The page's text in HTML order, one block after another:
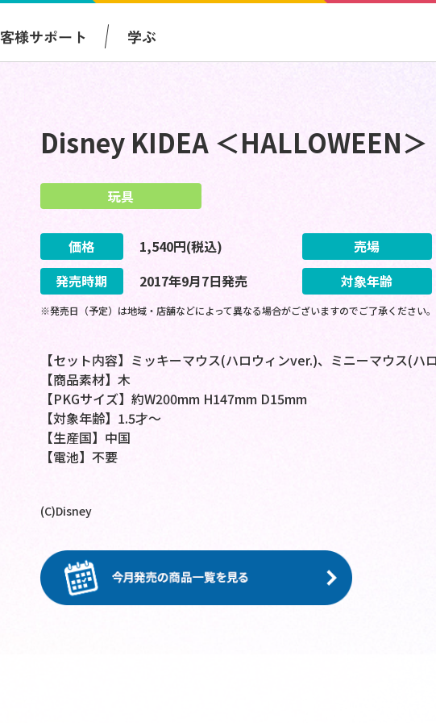
様サポート 学ぶ
Disney KIDEA ＜HALLOWEEN＞
玩具
価格 1,540円(税込) 売場
発売時期
2017年9月7日発売 対象年齢
※発売日（予定）は地域・店舗などによって異なる場合がございますのでご了承ください。
【セット内容】ミッキーマウス(ハロウィンver.)、ミニーマウス(ハ
【商品素材】木
【PKGサイズ】約W200mm H147mm D15mm
【対象年齢】1.5才～
【生産国】中国
【電池】不要
(C)Disney